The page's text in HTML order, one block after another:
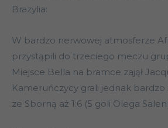
Brazylia:
W bardzo nerwowej atmosferze
przystąpili do trzeciego meczu
Miejsce Bella na bramce zajął
Kameruńczycy grali jednak bardzo
ze Sborną aż 1:6 (5 goli Olega